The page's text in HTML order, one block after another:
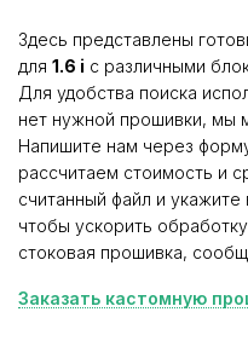
Здесь представлены
для 1.6 i с различными
Для удобства поиска
нет нужной прошивки, мы
Напишите нам через
рассчитаем стоимость и
считанный файл и
чтобы ускорить
стоковая прошивка,
Заказать кастомную